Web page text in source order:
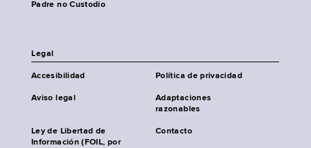
Padre no Custodio
Legal
Accesibilidad Política de privacidad
Aviso legal
Adaptaciones
razonables
Ley de Libertad de
Información (FOIL, por
Contacto